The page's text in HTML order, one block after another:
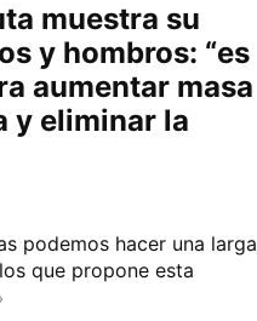
muestra su
y hombros: “es
aumentar masa
y eliminar la
podemos hacer una larga
que propone esta